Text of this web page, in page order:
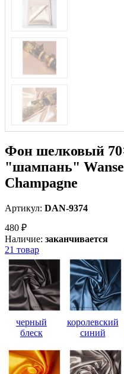
Фон шелковый
"шампань"
Champagne
Артикул: DAN-9374
480 ₽
Наличие: заканчивается
21 товар
черный
блеск
королевский
синий